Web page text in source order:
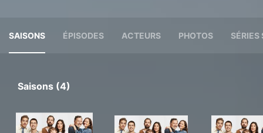
SAISONS ÉPISODES ACTEURS PHOTOS SÉRIES
Saisons (4)